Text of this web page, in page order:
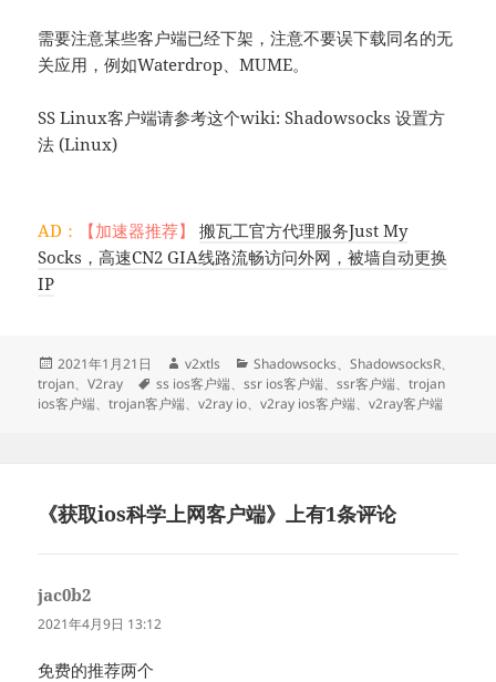
需要注意某些客户端已经下架，注意不要误下载同名的无
关应用，例如Waterdrop、MUME。
SS Linux客户端请参考这个wiki: Shadowsocks 设置方
法 (Linux)
AD： 【加速器推荐】
搬瓦工官方代理服务Just My
Socks，高速CN2 GIA线路流畅访问外网，被墙自动更换
IP
发
布
于
2021年1月21日
作
者
v2xtls
分
类
Shadowsocks、ShadowsocksR、
trojan、V2ray
标
签
ss ios客户端、ssr ios客户端、ssr客户端、trojan
ios客户端、trojan客户端、v2ray io、v2ray ios客户端、v2ray客户端
《获取ios科学上网客户端》上有1条评论
jac0b2
道：
2021年4月9日 13:12
免费的推荐两个